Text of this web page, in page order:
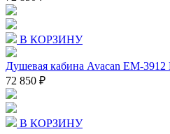
В КОРЗИНУ
Душевая кабина Avacan EM-3912
72 850 ₽
В КОРЗИНУ